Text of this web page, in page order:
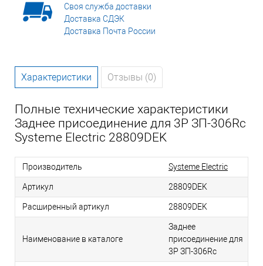
Своя служба доставки
Доставка СДЭК
Доставка Почта России
Характеристики Отзывы (0)
Полные технические характеристики
Заднее присоединение для 3Р ЗП-306Rc
Systeme Electric 28809DEK
Производитель Systeme Electric
Артикул 28809DEK
Расширенный артикул 28809DEK
Наименование в каталоге
Заднее
присоединение для
3Р ЗП-306Rc